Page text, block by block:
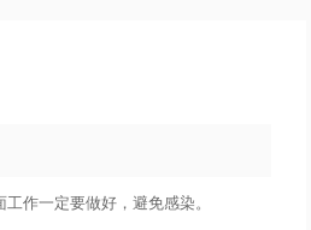
作一定要做好，避免感染。